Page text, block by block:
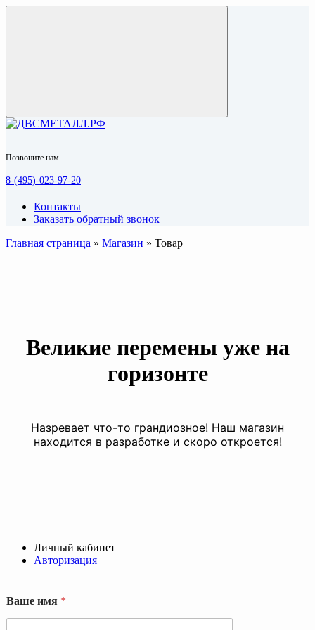
Позвоните нам
8-(495)-023-97-20
Контакты
Заказать обратный звонок
Главная страница » Магазин » Товар
Великие перемены уже на
горизонте
Назревает что-то грандиозное! Наш магазин
находится в разработке и скоро откроется!
Личный кабинет
Авторизация
Ваше имя *